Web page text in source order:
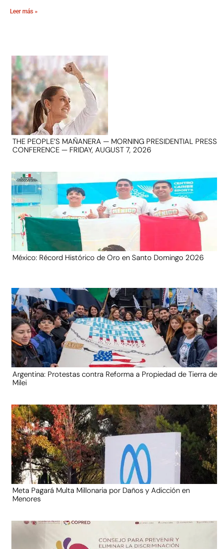
Leer más »
THE PEOPLE’S MAÑANERA — MORNING PRESIDENTIAL PRESS
CONFERENCE — FRIDAY, AUGUST 7, 2026
México: Récord Histórico de Oro en Santo Domingo 2026
Argentina: Protestas contra Reforma a Propiedad de Tierra de
Milei
Meta Pagará Multa Millonaria por Daños y Adicción en
Menores